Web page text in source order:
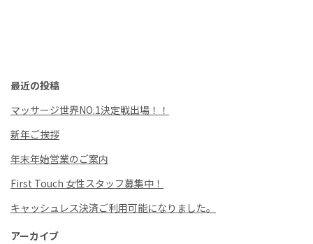
最近の投稿
マッサージ世界NO.1決定戦出場！！
新年ご挨拶
年末年始営業のご案内
First Touch 女性スタッフ募集中！
キャッシュレス決済ご利用可能になりました。
アーカイブ